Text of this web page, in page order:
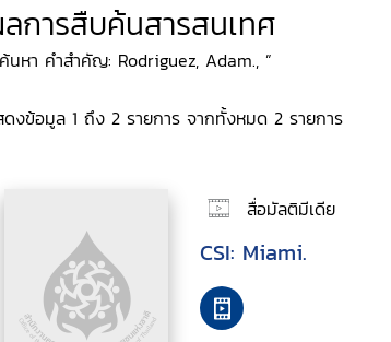
การสืบค้นสารสนเทศ
นหา คำสำคัญ: Rodriguez, Adam., ”
ดงข้อมูล 1 ถึง 2 รายการ จากทั้งหมด 2 รายการ
สื่อมัลติมีเดีย
CSI: Miami.